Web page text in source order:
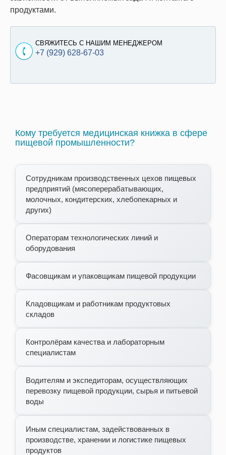
продуктами.
СВЯЖИТЕСЬ С НАШИМ МЕНЕДЖЕРОМ
+7 (929) 628-67-03
Кому требуется медицинская книжка в сфере
пищевой промышленности?
Сотрудникам производственных цехов пищевых
предприятий (мясоперерабатывающих,
молочных, кондитерских, хлебопекарных и
других)
Операторам технологических линий и
оборудования
Фасовщикам и упаковщикам пищевой продукции
Кладовщикам и работникам продуктовых
складов
Контролёрам качества и лабораторным
специалистам
Водителям и экспедиторам, осуществляющих
перевозку пищевой продукции, сырья и питьевой
воды
Иным специалистам, задействованных в
производстве, хранении и логистике пищевых
продуктов